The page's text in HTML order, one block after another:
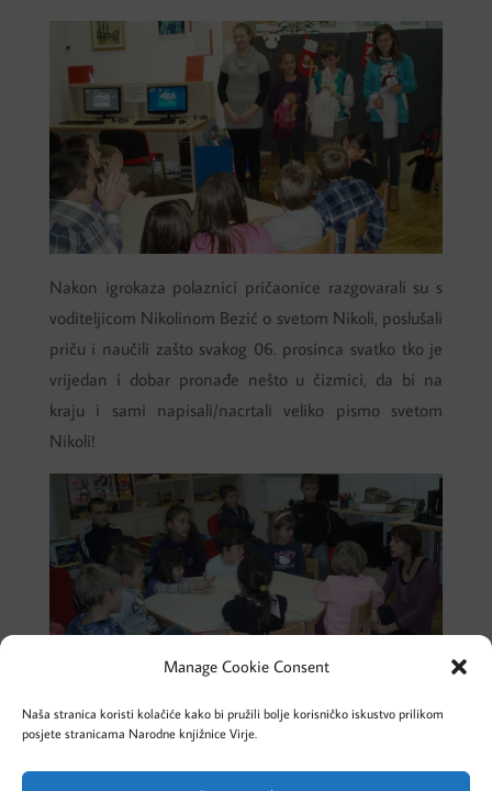
Manage Cookie Consent
Naša stranica koristi kolačiće kako bi pružili bolje korisničko iskustvo prilikom
posjete stranicama Narodne knjižnice Virje.
Nakon igrokaza polaznici pričaonice razgovarali su s
voditeljicom Nikolinom Bezić o svetom Nikoli, poslušali
priču i naučili zašto svakog 06. prosinca svatko tko je
vrijedan i dobar pronađe nešto u čizmici, da bi na
kraju i sami napisali/nacrtali veliko pismo svetom
Nikoli!